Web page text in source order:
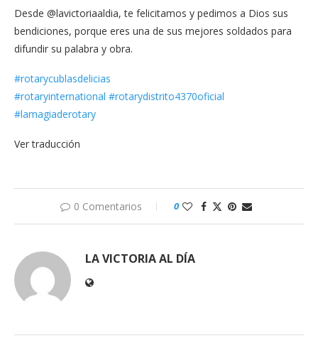
Desde @lavictoriaaldia, te felicitamos y pedimos a Dios sus
bendiciones, porque eres una de sus mejores soldados para
difundir su palabra y obra.
#rotarycublasdelicias
#rotaryinternational #rotarydistrito4370oficial
#lamagiaderotary
Ver traducción
0 Comentarios 0
LA VICTORIA AL DÍA